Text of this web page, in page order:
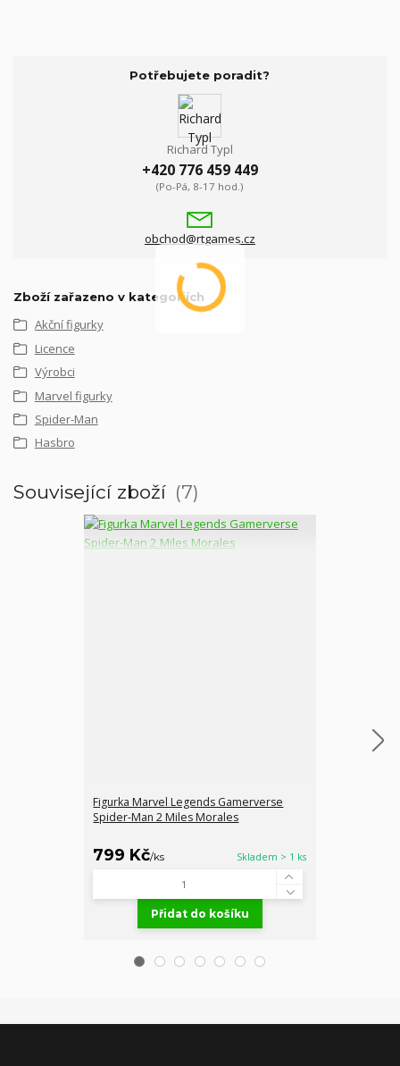
Potřebujete poradit?
Richard Typl
+420 776 459 449
(Po-Pá, 8-17 hod.)
obchod@rtgames.cz
Zboží zařazeno v kategoriích
Akční figurky
Licence
Výrobci
Marvel figurky
Spider-Man
Hasbro
Související zboží 7
Figurka Marvel Legends Gamerverse
Spider-Man 2 Miles Morales
799 Kč/ks Skladem > 1 ks
Přidat do košíku